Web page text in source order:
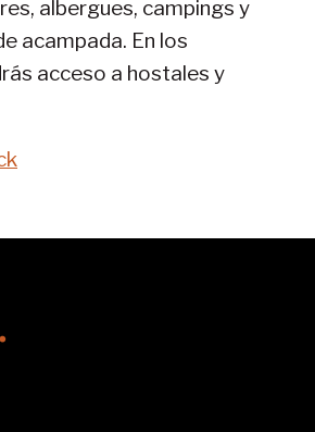
albergues, campings y
acampada. En los
acceso a hostales y